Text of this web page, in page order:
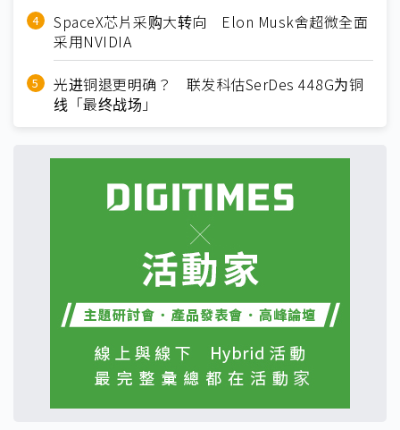
SpaceX芯片采购大转向 Elon Musk舍超微全面
采用NVIDIA
光进铜退更明确？ 联发科估SerDes 448G为铜
线「最终战场」